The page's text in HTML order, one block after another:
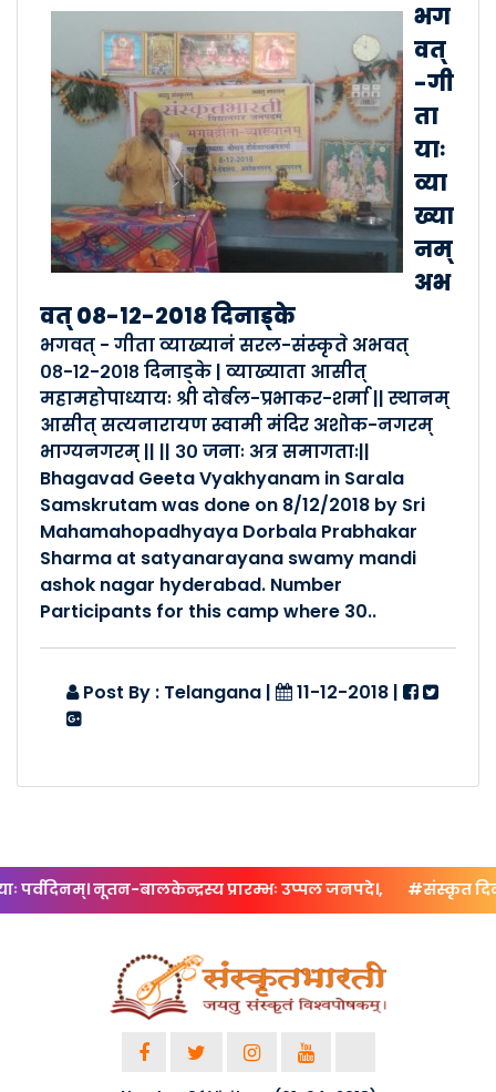
Posted Date :- 08-08-2024
संस्कृत सम्पर्क सप्ताहः - मल�..
Posted By :- Telangana
Posted Date :- 07-08-2024
Indian Knowledge Syste..
Posted By :- Telangana
Posted Date :- 04-08-2024
बालकेन्द्रं शिक्षकाणां वर्�..
Posted By :- Telangana
Posted Date :- 03-08-2024
Posted By :- Telangana
Posted Date :- 03-08-2024
संस्कृत भारती त्रिलिङ्गाणा ..
Posted By :- Telangana
Posted Date :- 27-07-2024
आवासीय-प्रान्त-संस्कृत-शिक्..
Posted By :- Telangana
Posted Date :- 27-03-2024
Posted By :- Telangana
Posted Date :- 25-03-2024
बालकेंद्र शिक्षकाणां प्रशि�..
भग
वत्
-गी
ता
याः
व्या
ख्या
नम्
अभ
वत् ०८-१२-२०१८ दिनाड्के
भगवत् - गीता व्याख्यानं सरल-संस्कृते अभवत्
०८-१२-२०१८ दिनाड्के | व्याख्याता आसीत्
महामहोपाध्यायः श्री दोर्बल-प्रभाकर-शर्मा || स्थानम्
आसीत् सत्यनारायण स्वामी मंदिर अशोक-नगरम्
भाग्यनगरम् || || ३० जनाः अत्र समागताः||
Bhagavad Geeta Vyakhyanam in Sarala
Samskrutam was done on 8/12/2018 by Sri
Mahamahopadhyaya Dorbala Prabhakar
Sharma at satyanarayana swamy mandi
ashok nagar hyderabad. Number
Participants for this camp where 30..
Post By : Telangana | 11-12-2018 |
नूतन-बालकेन्द्रस्य प्रारम्भः उप्पल जनपदे।, #संस्कृत